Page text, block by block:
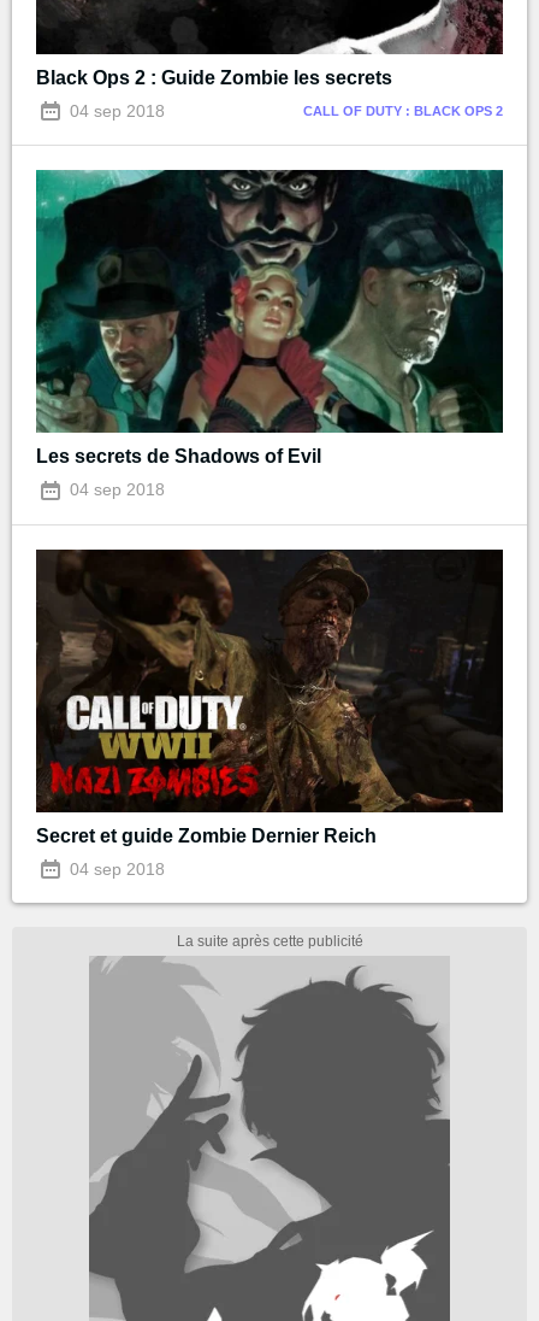
Black Ops 2 : Guide Zombie les secrets
04 sep 2018 CALL OF DUTY : BLACK OPS 2
Les secrets de Shadows of Evil
04 sep 2018
Secret et guide Zombie Dernier Reich
04 sep 2018